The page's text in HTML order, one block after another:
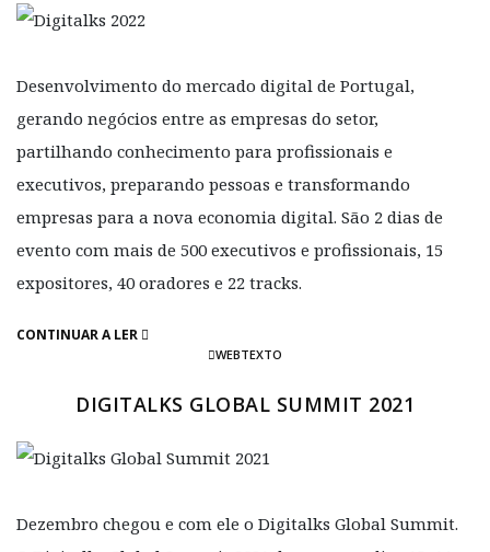
Desenvolvimento do mercado digital de Portugal,
gerando negócios entre as empresas do setor,
partilhando conhecimento para profissionais e
executivos, preparando pessoas e transformando
empresas para a nova economia digital. São 2 dias de
evento com mais de 500 executivos e profissionais, 15
expositores, 40 oradores e 22 tracks.
CONTINUAR A LER
WEBTEXTO
DIGITALKS GLOBAL SUMMIT 2021
Dezembro chegou e com ele o Digitalks Global Summit.